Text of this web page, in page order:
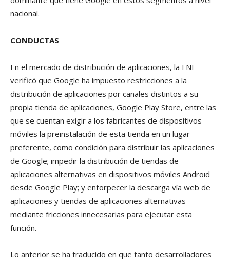
nacional.
CONDUCTAS
En el mercado de distribución de aplicaciones, la FNE
verificó que Google ha impuesto restricciones a la
distribución de aplicaciones por canales distintos a su
propia tienda de aplicaciones, Google Play Store, entre las
que se cuentan exigir a los fabricantes de dispositivos
móviles la preinstalación de esta tienda en un lugar
preferente, como condición para distribuir las aplicaciones
de Google; impedir la distribución de tiendas de
aplicaciones alternativas en dispositivos móviles Android
desde Google Play; y entorpecer la descarga vía web de
aplicaciones y tiendas de aplicaciones alternativas
mediante fricciones innecesarias para ejecutar esta
función.
Lo anterior se ha traducido en que tanto desarrolladores